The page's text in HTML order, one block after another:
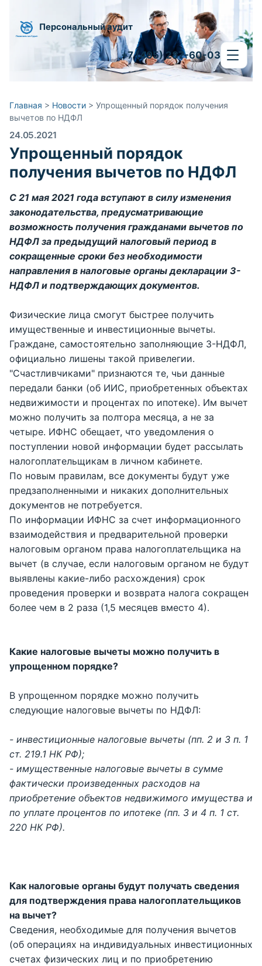
Персональный аудит
+7 (495) 287-60-03
Главная > Новости > Упрощенный порядок получения
вычетов по НДФЛ
24.05.2021
Упрощенный порядок
получения вычетов по НДФЛ
С 21 мая 2021 года вступают в силу изменения
законодательства, предусматривающие
возможность получения гражданами вычетов по
НДФЛ за предыдущий налоговый период в
сокращенные сроки без необходимости
направления в налоговые органы декларации 3-
НДФЛ и подтверждающих документов.
Физические лица смогут быстрее получить
имущественные и инвестиционные вычеты.
Граждане, самостоятельно заполняющие 3-НДФЛ,
официально лишены такой привелегии.
"Счастливчиками" признаются те, чьи данные
передали банки (об ИИС, приобретенных объектах
недвижимости и процентах по ипотеке). Им вычет
можно получить за полтора месяца, а не за
четыре. ИФНС обещает, что уведомления о
поступлении новой информации будет рассылать
налогоплательщикам в личном кабинете.
По новым правилам, все документы будут уже
предзаполненными и никаких дополнительных
документов не потребуется.
По информации ИФНС за счет информационного
взаимодействия и предварительной проверки
налоговым органом права налогоплательщика на
вычет (в случае, если налоговым органом не будут
выявлены какие-либо расхождения) срок
проведения проверки и возврата налога сокращен
более чем в 2 раза (1,5 месяцев вместо 4).
Какие налоговые вычеты можно получить в
упрощенном порядке?
В упрощенном порядке можно получить
следующие налоговые вычеты по НДФЛ:
- инвестиционные налоговые вычеты (пп. 2 и 3 п. 1
ст. 219.1 НК РФ);
- имущественные налоговые вычеты в сумме
фактически произведенных расходов на
приобретение объектов недвижимого имущества и
по уплате процентов по ипотеке (пп. 3 и 4 п. 1 ст.
220 НК РФ).
Как налоговые органы будут получать сведения
для подтверждения права налогоплательщиков
на вычет?
Сведения, необходимые для получения вычетов
(об операциях на индивидуальных инвестиционных
счетах физических лиц и по приобретению